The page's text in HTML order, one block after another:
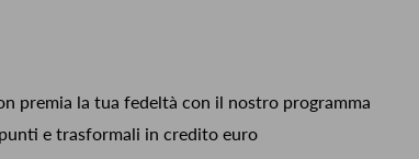
premia la tua fedeltà con il nostro programma
e trasformali in credito euro